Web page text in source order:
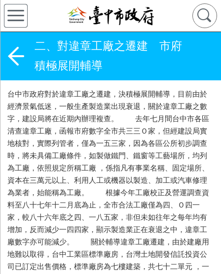
二、對違章工廠之遷建 市府
積極展開輔導
台中市政府對於違章工廠之遷建，決積極展開輔導，目前由於
經濟景氣低迷，一般生產製造業出現衰退，關於違章工廠之數
字，建設局將在近期內辦理複查。 去年七月間台中市各區
清查違章工廠，函報市府數字全市共三三Ｏ家，但經建設局實
地核對，實際列管者，僅為一五三家，因為各區公所初步調查
時，將未具備工廠條件，如製做鐵門、鐵窗等工藝場所，均列
為工廠，依照規定所稱工廠 ，係指凡有事業名稱、固定場所、
資本在三萬元以上、利用人工或機器以製造、加工或汽車修理
為業者，始能稱為工廠。 根據今年工廠校正及營運調查資
料至八十七年十二月底為止，全市合法工廠僅為四、Ｏ四一
家，較八十六年底之四、一八五家，非但未如往年之每年均有
增加，反而減少一四四家，顯示製造業正在衰退之中，違章工
廠數字亦可能減少。 關於輔導違章工廠遷建，由於建廠用
地難以取得，台中工業區標準廠房，台灣土地開發信託投資公
司已訂定出售價格，標準廠房為七樓建築，共七十二單元 ，一